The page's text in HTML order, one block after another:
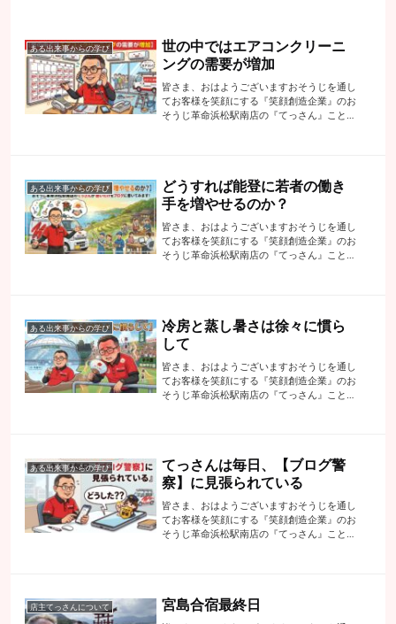
ある出来事からの学び
世の中ではエアコンクリーニ
ングの需要が増加
皆さま、おはようございますおそうじを通し
てお客様を笑顔にする『笑顔創造企業』のお
そうじ革命浜松駅南店の『てっさん』こと代
ある出来事からの学び
どうすれば能登に若者の働き
手を増やせるのか？
皆さま、おはようございますおそうじを通し
てお客様を笑顔にする『笑顔創造企業』のお
そうじ革命浜松駅南店の『てっさん』こと代
ある出来事からの学び
冷房と蒸し暑さは徐々に慣ら
して
皆さま、おはようございますおそうじを通し
てお客様を笑顔にする『笑顔創造企業』のお
そうじ革命浜松駅南店の『てっさん』こと代
ある出来事からの学び
てっさんは毎日、【ブログ警
察】に見張られている
皆さま、おはようございますおそうじを通し
てお客様を笑顔にする『笑顔創造企業』のお
そうじ革命浜松駅南店の『てっさん』こと代
店主てっさんについて 宮島合宿最終日